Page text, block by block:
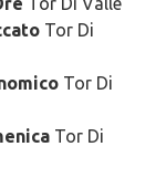
Tor Di
Tor Di
Tor Di